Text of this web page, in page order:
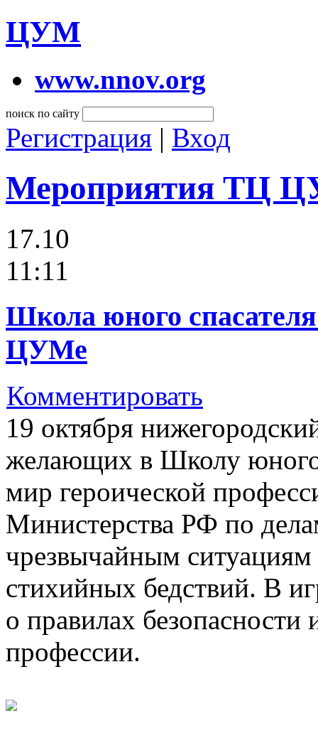
ЦУМ
www.nnov.org
поиск по сайту
Регистрация | Вход
Мероприятия ТЦ
17.10
11:11
Школа юного
ЦУМе
Комментировать
19 октября
желающих в Школу юного
мир героической
Министерства РФ по
чрезвычайным
стихийных бедствий. В
о правилах
профессии.